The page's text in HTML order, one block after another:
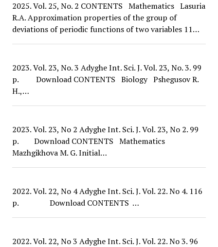
2025. Vol. 25, No. 2 CONTENTS Mathematics Lasuria
R.A. Approximation properties of the group of
deviations of periodic functions of two variables 11…
2023. Vol. 23, No. 3 Adyghe Int. Sci. J. Vol. 23, No. 3. 99
p. Download CONTENTS Biology Pshegusov R.
H.,…
2023. Vol. 23, No 2 Adyghe Int. Sci. J. Vol. 23, No 2. 99
p. Download CONTENTS Mathematics
Mazhgikhova M. G. Initial…
2022. Vol. 22, No 4 Adyghe Int. Sci. J. Vol. 22. No 4. 116
p. Download CONTENTS …
2022. Vol. 22, No 3 Adyghe Int. Sci. J. Vol. 22. No 3. 96